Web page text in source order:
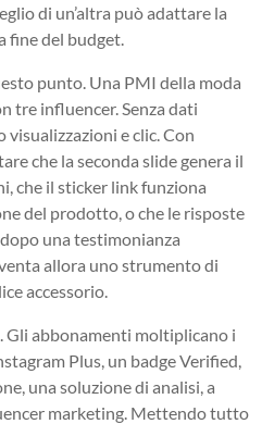
di un’altra può adattare la
fine del budget.
punto. Una PMI della moda
tre influencer. Senza dati
e clic. Con
che la seconda slide genera il
che il sticker link funziona
del prodotto, o che le risposte
una testimonianza
allora uno strumento di
accessorio.
Gli abbonamenti moltiplicano i
Plus, un badge Verified,
una soluzione di analisi, a
marketing. Mettendo tutto